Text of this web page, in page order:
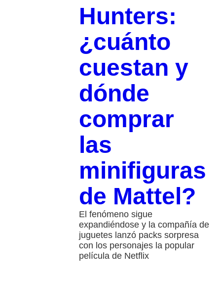
Hunters:
¿cuánto
cuestan y
dónde
comprar
las
minifiguras
de Mattel?
El fenómeno sigue
expandiéndose y la compañía de
juguetes lanzó packs sorpresa
con los personajes la popular
película de Netflix